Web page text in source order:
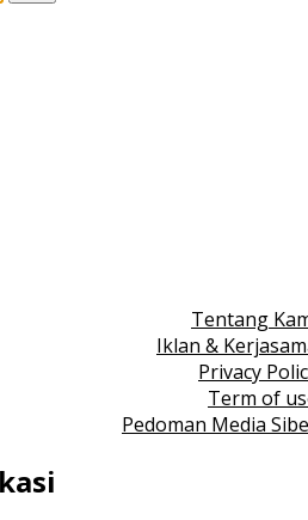
Tentang
Iklan &
Privacy
Term of
Pedoman Media